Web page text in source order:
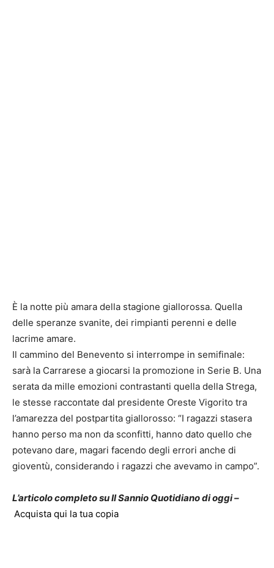
È la notte più amara della stagione giallorossa. Quella
delle speranze svanite, dei rimpianti perenni e delle
lacrime amare.
Il cammino del Benevento si interrompe in semifinale:
sarà la Carrarese a giocarsi la promozione in Serie B. Una
serata da mille emozioni contrastanti quella della Strega,
le stesse raccontate dal presidente Oreste Vigorito tra
l’amarezza del postpartita giallorosso: “I ragazzi stasera
hanno perso ma non da sconfitti, hanno dato quello che
potevano dare, magari facendo degli errori anche di
gioventù, considerando i ragazzi che avevamo in campo”.
L’articolo completo su Il Sannio Quotidiano di oggi –
Acquista qui la tua copia